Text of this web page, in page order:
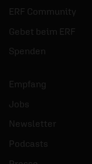
ERF Community
Gebet beim ERF
Spenden
Empfang
Jobs
Newsletter
Podcasts